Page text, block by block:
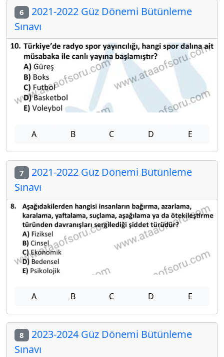
6 2021-2022 Güz Dönemi Bütünleme
Sınavı
A B C D E
7 2021-2022 Güz Dönemi Bütünleme
Sınavı
A B C D E
8 2023-2024 Güz Dönemi Bütünleme
Sınavı